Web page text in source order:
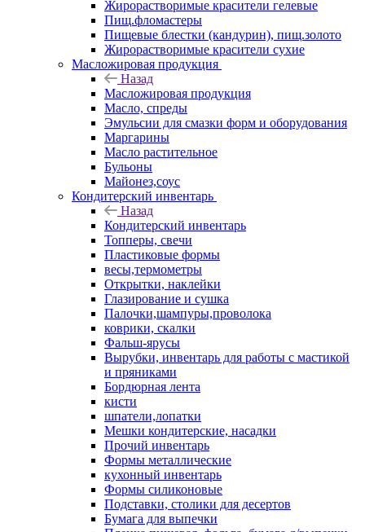
Жирорастворимые красители гелевые
Пищ.фломастеры
Пищевые блестки (кандурин), пищ.золото
Жирорастворимые красители сухие
Масложировая продукция
Назад
Масложировая продукция
Масло, спреды
Эмульсии для смазки форм и оборудования
Маргарины
Масло растительное
Бульоны
Майонез,соус
Кондитерский инвентарь
Назад
Кондитерский инвентарь
Топперы, свечи
Пластиковые формы
весы,термометры
Открытки, наклейки
Глазирование и сушка
Палочки,шампуры,проволока
коврики, скалки
Фальш-ярусы
Вырубки, инвентарь для работы с мастикой
и пряниками
Бордюрная лента
кисти
шпатели,лопатки
Мешки кондитерские, насадки
Прочий инвентарь
Формы металлические
кухонный инвентарь
Формы силиконовые
Подставки, столики для десертов
Бумага для выпечки